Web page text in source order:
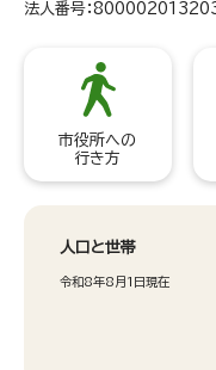
法人番号：
市役所への
行き方
人口と世帯
令和8年8月1日現在